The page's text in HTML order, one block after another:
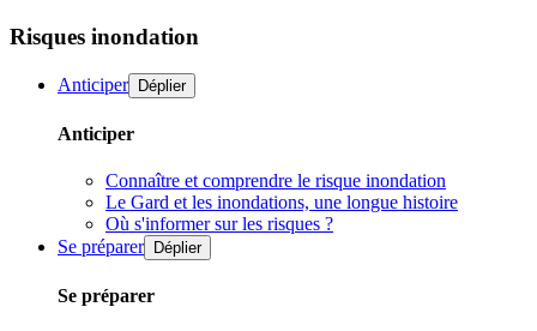
Risques inondation
Anticiper Déplier
Anticiper
Connaître et comprendre le risque inondation
Le Gard et les inondations, une longue histoire
Où s'informer sur les risques ?
Se préparer
Déplier
Se préparer